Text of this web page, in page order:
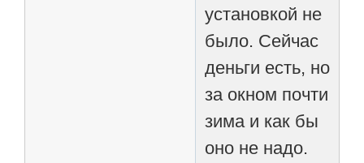
установкой не
было. Сейчас
деньги есть, но
за окном почти
зима и как бы
оно не надо.